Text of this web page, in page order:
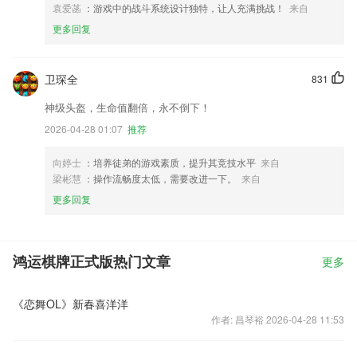
袁爱菡 ：游戏中的战斗系统设计独特，让人充满挑战！
来自
更多回复
831
卫琛全
神级头盔，生命值翻倍，永不倒下！
2026-04-28 01:07 推荐
向婷士 ：培养徒弟的游戏素质，提升其竞技水平 来自
梁彬慧 ：操作流畅度太低，需要改进一下。
来自
更多回复
鸿运棋牌正式版热门文章 更多
《恋舞OL》新春喜洋洋
作者: 昌琴裕 2026-04-28 11:53